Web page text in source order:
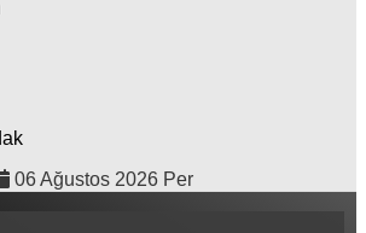
06 Ağustos 2026 Per